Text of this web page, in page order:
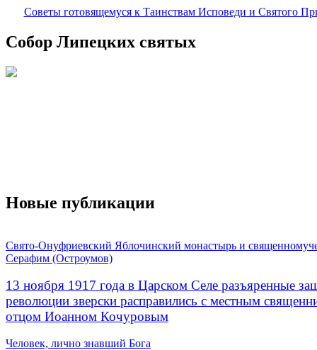
Советы готовящемуся к Таинствам Исповеди и Святого
Собор Липецких святых
Новые публикации
Свято-Онуфриевский Яблочинский монастырь и
Серафим (Остроумов)
13 ноября 1917 года в Царском Селе разъяренные
революции зверски расправились с местным
отцом Иоанном Кочуровым
Человек, лично знавший Бога